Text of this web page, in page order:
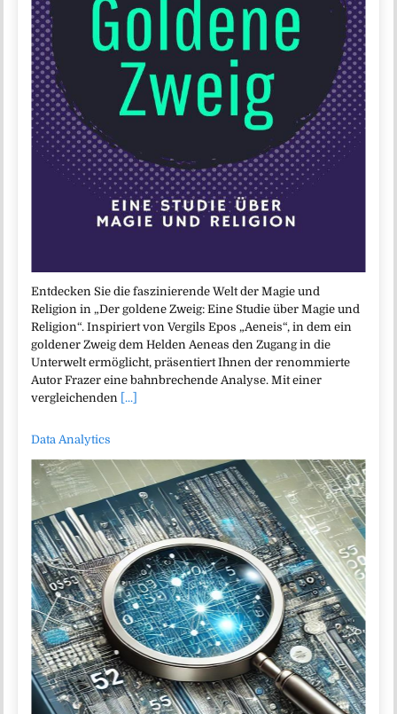
Entdecken Sie die faszinierende Welt der Magie und
Religion in „Der goldene Zweig: Eine Studie über Magie und
Religion“. Inspiriert von Vergils Epos „Aeneis“, in dem ein
goldener Zweig dem Helden Aeneas den Zugang in die
Unterwelt ermöglicht, präsentiert Ihnen der renommierte
Autor Frazer eine bahnbrechende Analyse. Mit einer
vergleichenden [...]
Data Analytics